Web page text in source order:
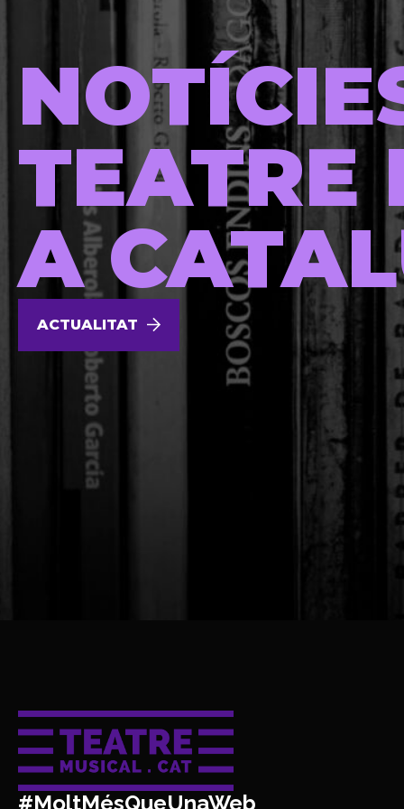
TEATRE
A
ACTUALITAT
#MoltMésQueUnaWeb